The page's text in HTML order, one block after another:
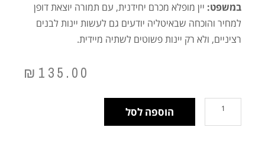
במשפט: יין מופלא מכרם יחידנית, עם תמורה יוצאת דופן
למחיר והוכחה שבאיטליה יודעים גם לעשות יינות לבנים
רציניים, ולא רק יינות פשוטים לשתיה מיידית.
₪ 135.00
הוספה לסל